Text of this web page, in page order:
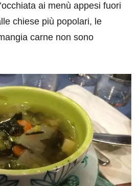
ai menù appesi fuori
chiese più popolari, le
carne non sono